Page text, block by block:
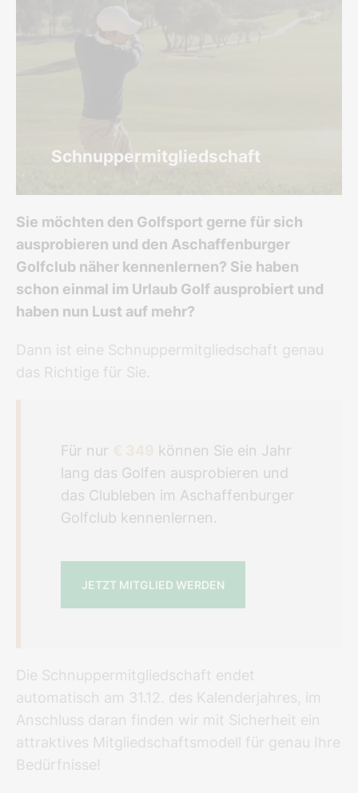
Schnuppermitgliedschaft
Sie möchten den Golfsport gerne für sich
ausprobieren und den Aschaffenburger
Golfclub näher kennenlernen? Sie haben
schon einmal im Urlaub Golf ausprobiert und
haben nun Lust auf mehr?
Dann ist eine Schnuppermitgliedschaft genau
das Richtige für Sie.
Für nur
können Sie ein Jahr
lang das Golfen ausprobieren und
das Clubleben im Aschaffenburger
Golfclub kennenlernen.
JETZT MITGLIED WERDEN
Die Schnuppermitgliedschaft endet
automatisch am 31.12. des Kalenderjahres, im
Anschluss daran finden wir mit Sicherheit ein
attraktives Mitgliedschaftsmodell für genau Ihre
Bedürfnisse!